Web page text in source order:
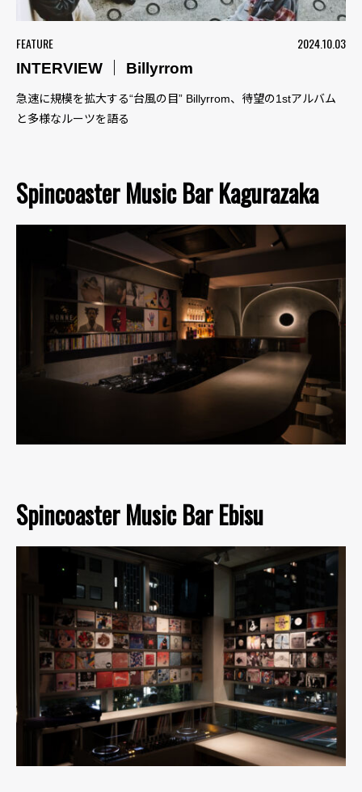
FEATURE
2024.10.03
INTERVIEW ｜ Billyrrom
急速に規模を拡大する“台風の目” Billyrrom、待望の1stアルバム
と多様なルーツを語る
Spincoaster Music Bar Kagurazaka
Spincoaster Music Bar Ebisu